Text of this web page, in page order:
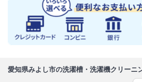
愛知県みよし市の洗濯槽・洗濯機クリーニ